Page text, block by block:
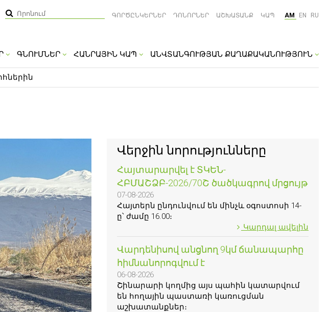
ԳՆՈՒՄՆԵՐ ՀԱՆՐԱՅԻՆ ԿԱՊ ԱՆՎՏԱՆԳՈՒԹՅԱՆ ՔԱՂԱՔԱԿԱՆՈՒԹՅՈՒՆ
ԳՈՐԾԸՆԿԵՐՆԵՐ ԴՈՆՈՐՆԵՐ ԱՇԽԱՏԱՆՔ ԿԱՊ AM EN RU
Վերջին նորությունները
Հայտարարվել է ՏԿԵՆ-
ՀԲՄԱՇՁԲ-2026/70Շ ծածկագրով մրցույթ
07-08-2026
Հայտերն ընդունվում են մինչև օգոստոսի 14-
ը՝ ժամը 16.00։
Կարդալ ավելին
Վարդենիսով անցնող 9կմ ճանապարհը
հիմնանորոգվում է
06-08-2026
Շինարարի կողմից այս պահին կատարվում
են հողային պաստառի կառուցման
աշխատանքներ։